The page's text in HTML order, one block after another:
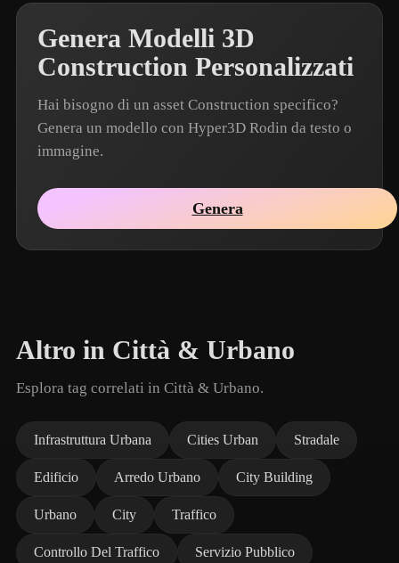
Genera Modelli 3D
Construction Personalizzati
Hai bisogno di un asset Construction specifico?
Genera un modello con Hyper3D Rodin da testo o
immagine.
Genera
Altro in Città & Urbano
Esplora tag correlati in Città & Urbano.
Infrastruttura Urbana Cities Urban Stradale
Edificio Arredo Urbano City Building
Urbano City Traffico
Controllo Del Traffico Servizio Pubblico